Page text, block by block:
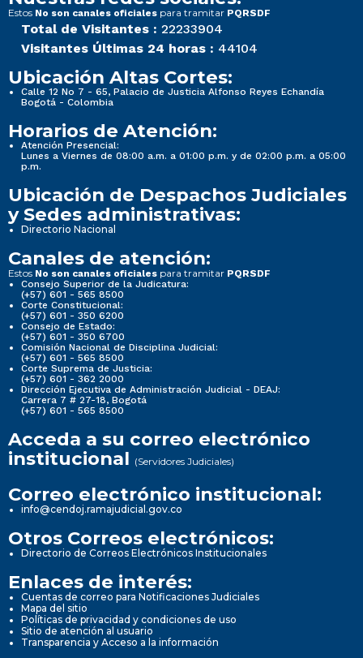
Estos No son canales oficiales para tramitar PQRSDF
Total de Visitantes : 22233904
Visitantes Últimas 24 horas : 44104
Ubicación Altas Cortes:
Calle 12 No 7 - 65, Palacio de Justicia Alfonso Reyes Echandía
Bogotá - Colombia
Horarios de Atención:
Atención Presencial:
Lunes a Viernes de 08:00 a.m. a 01:00 p.m. y de 02:00 p.m. a 05:00
p.m.
Ubicación de Despachos Judiciales
y Sedes administrativas:
Directorio Nacional
Canales de atención:
Estos No son canales oficiales para tramitar PQRSDF
Consejo Superior de la Judicatura:
(+57) 601 - 565 8500
Corte Constitucional:
(+57) 601 - 350 6200
Consejo de Estado:
(+57) 601 - 350 6700
Comisión Nacional de Disciplina Judicial:
(+57) 601 - 565 8500
Corte Suprema de Justicia:
(+57) 601 - 362 2000
Dirección Ejecutiva de Administración Judicial - DEAJ:
Carrera 7 # 27-18, Bogotá
(+57) 601 - 565 8500
Acceda a su correo electrónico
institucional (Servidores Judiciales)
Correo electrónico institucional:
info@cendoj.ramajudicial.gov.co
Otros Correos electrónicos:
Directorio de Correos Electrónicos Institucionales
Enlaces de interés:
Cuentas de correo para Notificaciones Judiciales
Mapa del sitio
Políticas de privacidad y condiciones de uso
Sitio de atención al usuario
Transparencia y Acceso a la información